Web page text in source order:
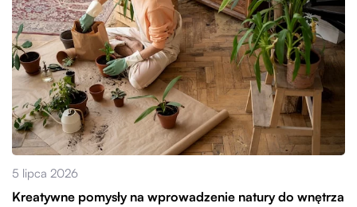
5 lipca 2026
Kreatywne pomysły na wprowadzenie natury do wnętrza